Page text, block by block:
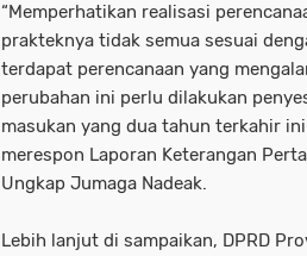
“Memperhatikan realisasi
prakteknya tidak semua sesuai
terdapat perencanaan yang
perubahan ini perlu dilakukan
masukan yang dua tahun terkahir
merespon Laporan Keterangan
Ungkap Jumaga Nadeak.
Lebih lanjut di sampaikan, DPRD